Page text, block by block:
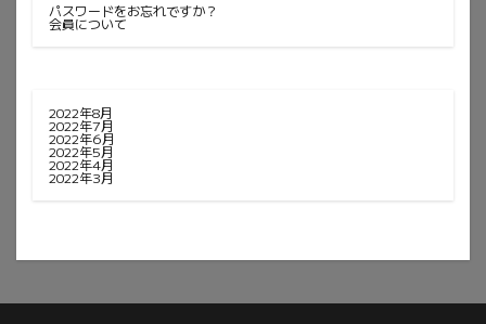
パスワードをお忘れですか？
会員について
2022年8月
2022年7月
2022年6月
2022年5月
2022年4月
2022年3月